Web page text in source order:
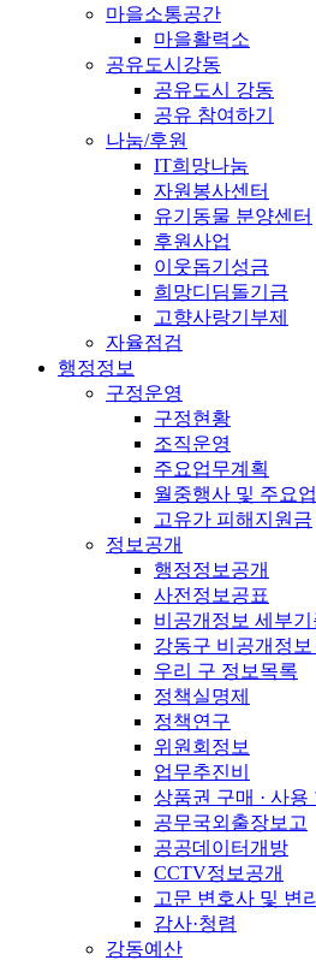
마을소통공간
마을활력소
공유도시강동
공유도시 강동
공유 참여하기
나눔/후원
IT희망나눔
자원봉사센터
유기동물 분양센터
후원사업
이웃돕기성금
희망디딤돌기금
고향사랑기부제
자율점검
행정정보
구정운영
구정현황
조직운영
주요업무계획
월중행사 및 주요
고유가 피해지원금
정보공개
행정정보공개
사전정보공표
비공개정보 세부기
강동구 비공개정
우리 구 정보목록
정책실명제
정책연구
위원회정보
업무추진비
상품권 구매 · 사용
공무국외출장보고
공공데이터개방
CCTV정보공개
고문 변호사 및 변
감사·청렴
강동예산